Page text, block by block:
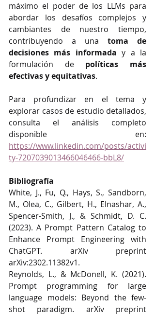
máximo el poder de los LLMs para
abordar los desafíos complejos y
cambiantes de nuestro tiempo,
contribuyendo a una toma de
decisiones más informada y a la
formulación de políticas más
efectivas y equitativas.
Para profundizar en el tema y
explorar casos de estudio detallados,
consulta el análisis completo
https://www.linkedin.com/posts/activi
ty-7207039013466046466-bbL8/
Bibliografía
White, J., Fu, Q., Hays, S., Sandborn,
M., Olea, C., Gilbert, H., Elnashar, A.,
Spencer-Smith, J., & Schmidt, D. C.
(2023). A Prompt Pattern Catalog to
Enhance Prompt Engineering with
ChatGPT. arXiv preprint
arXiv:2302.11382v1.
Reynolds, L., & McDonell, K. (2021).
Prompt programming for large
language models: Beyond the few-
shot paradigm. arXiv preprint